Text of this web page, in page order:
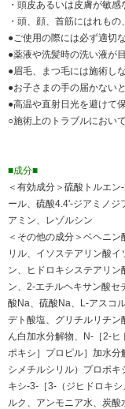
・頭皮あるいは皮膚が敏
・頭、顔、首筋にはれも
●ご使用の際には必ず適切
●薬液や洗髪時の洗い液が
●眉毛、まつ毛には施術し
●お子さまの手の届かない
●高温や直射日光を避けて
○施術上のトラブルにおい
■成分■
＜有効成分＞硫酸トルエ
ール、硫酸4.4'-ジアミノジ
アミン、レゾルシン
＜その他の成分＞ベヘニ
リル、イソステアリン酸
ン、ヒドロキシステアリ
ン、2-エチルヘキサン酸セ
酸Na、硫酸Na、L-アスコ
デト酸塩、グリチルリチ
ん白加水分解物、N-［2-
ポキシ］プロピル］加水
シメチルシリル）プロポ
キシ-3-［3-（ジヒドロキ
ルク、アンモニア水、炭